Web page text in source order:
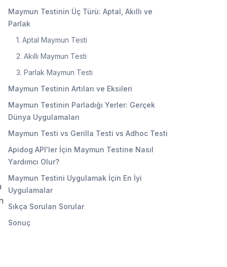
Maymun Testinin Üç Türü: Aptal, Akıllı ve
Parlak
1. Aptal Maymun Testi
2. Akıllı Maymun Testi
3. Parlak Maymun Testi
Maymun Testinin Artıları ve Eksileri
Maymun Testinin Parladığı Yerler: Gerçek
Dünya Uygulamaları
Maymun Testi vs Gerilla Testi vs Adhoc Testi
Apidog API'ler İçin Maymun Testine Nasıl
Yardımcı Olur?
Maymun Testini Uygulamak İçin En İyi
Uygulamalar
Sıkça Sorulan Sorular
Sonuç